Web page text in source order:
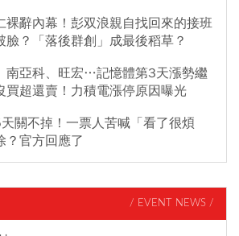
裸辭內幕！彭双浪親自找回來的接班
臉？「落後群創」成最後稻草？
南亞科、旺宏…記憶體第3天漲勢繼
買超還賣！力積電漲停原因曝光
關不掉！一票人苦喊「看了很煩
？官方回應了
/ EVENT NEWS /